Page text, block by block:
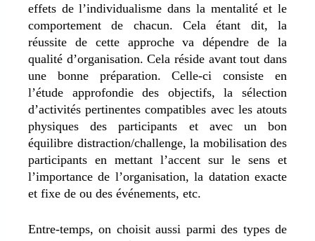
effets de l’individualisme dans la mentalité et le
comportement de chacun. Cela étant dit, la
réussite de cette approche va dépendre de la
qualité d’organisation. Cela réside avant tout dans
une bonne préparation. Celle-ci consiste en
l’étude approfondie des objectifs, la sélection
d’activités pertinentes compatibles avec les atouts
physiques des participants et avec un bon
équilibre distraction/challenge, la mobilisation des
participants en mettant l’accent sur le sens et
l’importance de l’organisation, la datation exacte
et fixe de ou des événements, etc.
Entre-temps, on choisit aussi parmi des types de